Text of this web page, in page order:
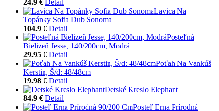
24.9 € Detail
Lavica Na
Topánky Sofia Dub Sonoma
104.9 € Detail
Posteľná
Bielizeň Jesse, 140/200cm, Modrá
29.95 € Detail
Poťah Na Vankúš
Kerstin, Š/d: 48/48cm
19.98 € Detail
Detské Kreslo Elephant
84.9 € Detail
Posteľ Erna Prírodná